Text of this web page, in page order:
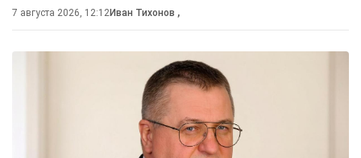
7 августа 2026, 12:12Иван Тихонов ,